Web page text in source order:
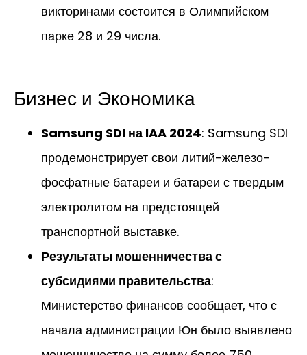
викторинами состоится в Олимпийском
парке 28 и 29 числа.
Бизнес и Экономика
Samsung SDI на IAA 2024: Samsung SDI
продемонстрирует свои литий-железо-
фосфатные батареи и батареи с твердым
электролитом на предстоящей
транспортной выставке.
Результаты мошенничества с
субсидиями правительства:
Министерство финансов сообщает, что с
начала администрации Юн было выявлено